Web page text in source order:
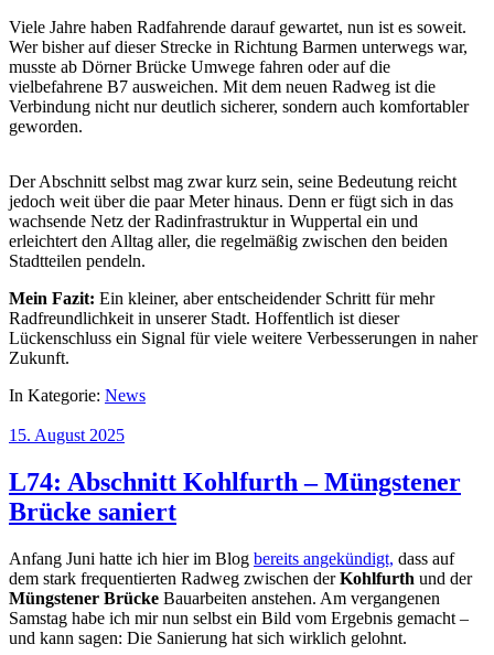
Viele Jahre haben Radfahrende darauf gewartet, nun ist es soweit.
Wer bisher auf dieser Strecke in Richtung Barmen unterwegs war,
musste ab Dörner Brücke Umwege fahren oder auf die
vielbefahrene B7 ausweichen. Mit dem neuen Radweg ist die
Verbindung nicht nur deutlich sicherer, sondern auch komfortabler
geworden.
Der Abschnitt selbst mag zwar kurz sein, seine Bedeutung reicht
jedoch weit über die paar Meter hinaus. Denn er fügt sich in das
wachsende Netz der Radinfrastruktur in Wuppertal ein und
erleichtert den Alltag aller, die regelmäßig zwischen den beiden
Stadtteilen pendeln.
Mein Fazit: Ein kleiner, aber entscheidender Schritt für mehr
Radfreundlichkeit in unserer Stadt. Hoffentlich ist dieser
Lückenschluss ein Signal für viele weitere Verbesserungen in naher
Zukunft.
In Kategorie: News
15. August 2025
L74: Abschnitt Kohlfurth – Müngstener
Brücke saniert
Anfang Juni hatte ich hier im Blog bereits angekündigt, dass auf
dem stark frequentierten Radweg zwischen derKohlfurth und der
Müngstener Brücke Bauarbeiten anstehen. Am vergangenen
Samstag habe ich mir nun selbst ein Bild vom Ergebnis gemacht –
und kann sagen: Die Sanierung hat sich wirklich gelohnt.